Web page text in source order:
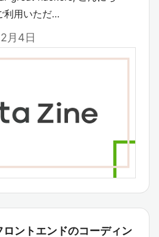
利用いただ…
月4日
ントエンドのコーディン